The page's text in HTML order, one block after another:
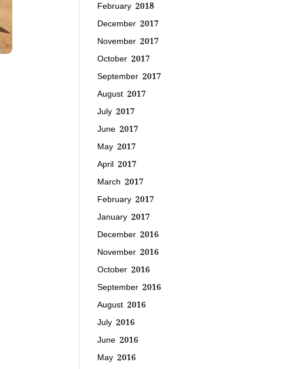
February 2018
December 2017
November 2017
October 2017
September 2017
August 2017
July 2017
June 2017
May 2017
April 2017
March 2017
February 2017
January 2017
December 2016
November 2016
October 2016
September 2016
August 2016
July 2016
June 2016
May 2016